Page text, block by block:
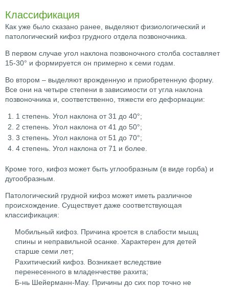
Классификация
Как уже было сказано ранее, выделяют физиологический и
патологический кифоз грудного отдела позвоночника.
В первом случае угол наклона позвоночного столба составляет
15-30° и формируется он примерно к семи годам.
Во втором – выделяют врожденную и приобретенную форму.
Все они на четыре степени в зависимости от угла наклона
позвоночника и, соответственно, тяжести его деформации:
1 степень. Угол наклона от 31 до 40°;
2 степень. Угол наклона от 41 до 50°;
3 степень. Угол наклона от 51 до 70°;
4 степень. Угол наклона от 71 и более.
Кроме того, кифоз может быть углообразным (в виде горба) и
дугообразным.
Патологический грудной кифоз может иметь различное
происхождение. Существует даже соответствующая
классификация:
Мобильный кифоз. Причина кроется в слабости мышц
спины и неправильной осанке. Характерен для детей
старше семи лет;
Рахитический кифоз. Возникает вследствие
перенесенного в младенчестве рахита;
Б-нь Шейерманн-Мау. Причины до сих пор точно не